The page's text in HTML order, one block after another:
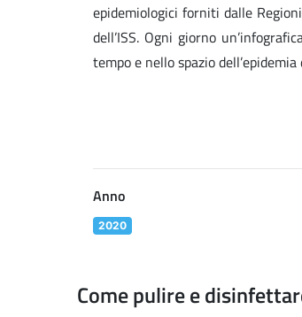
epidemiologici forniti dalle
dell’ISS. Ogni giorno
tempo e nello spazio
Anno
2020
Come pulire e